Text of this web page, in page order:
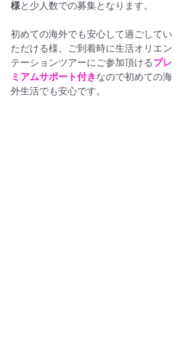
様と少人数での募集となります。
初めての海外でも安心して過ごしてい
ただける様、ご到着時に生活オリエン
テーションツアーにご参加頂けるプレ
ミアムサポート付きなので初めての海
外生活でも安心です。